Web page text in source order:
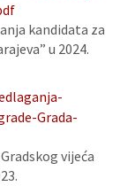
kandidata za
u 2024.
Grada-
vijeća